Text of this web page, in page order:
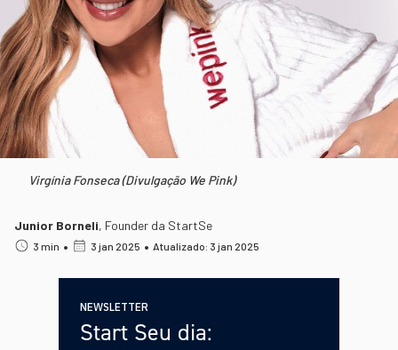
Virgínia Fonseca (Divulgação We Pink)
Junior Borneli, Founder da StartSe
3 min • 3 jan 2025 • Atualizado: 3 jan 2025
NEWSLETTER
Start Seu dia: